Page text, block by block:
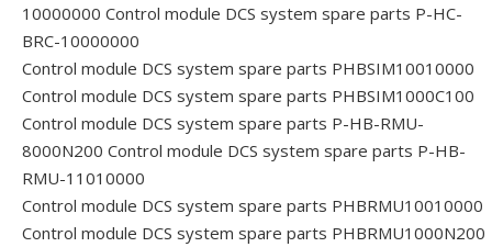
10000000 Control module DCS system spare parts P-HC-
BRC-10000000
Control module DCS system spare parts PHBSIM10010000
Control module DCS system spare parts PHBSIM1000C100
Control module DCS system spare parts P-HB-RMU-
8000N200 Control module DCS system spare parts P-HB-
RMU-11010000
Control module DCS system spare parts PHBRMU10010000
Control module DCS system spare parts PHBRMU1000N200